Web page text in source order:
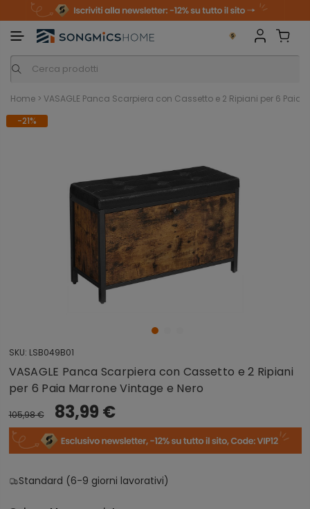
Home > VASAGLE Panca Scarpiera con Cassetto e 2 Ripiani per 6 Paia
-21%
SKU: LSB049B01
VASAGLE Panca Scarpiera con Cassetto e 2 Ripiani
per 6 Paia Marrone Vintage e Nero
105,98 € 83,99 €
Standard (6-9 giorni lavorativi)
n
i